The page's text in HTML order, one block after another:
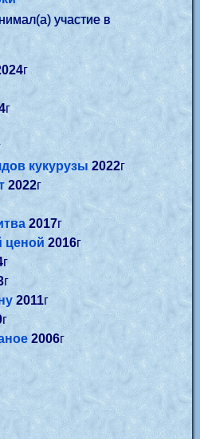
участие в
г
г
кукурузы 2022г
2022г
2017г
ценой 2016г
г
г
2011г
г
2006г